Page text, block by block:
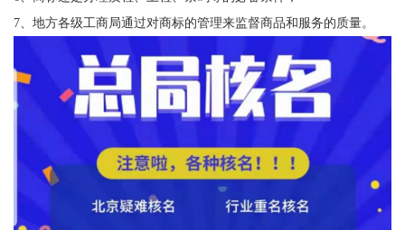
7、地方各级工商局通过对商标的管理来监督商品和服务的质量。